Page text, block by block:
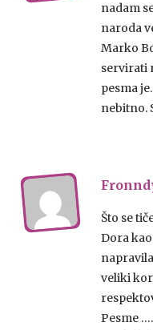
nadam
naroda
Marko
servirati
pesma
nebitno.
Što se
Dora
veliki
Pesme